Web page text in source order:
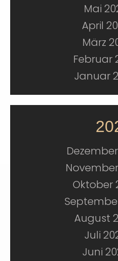
Mai
April
März
Februar
Januar
Oktober
August
Juli
Juni